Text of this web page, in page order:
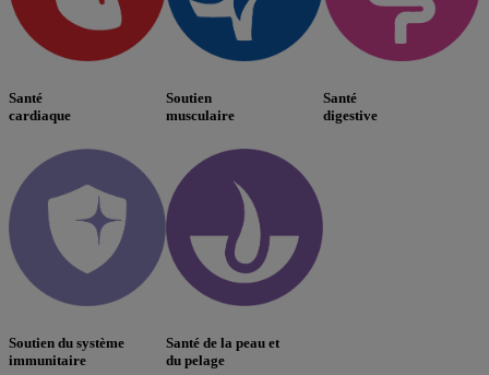
Santé
cardiaque
Soutien
musculaire
Santé
digestive
Soutien du système
immunitaire
Santé de la peau et
du pelage